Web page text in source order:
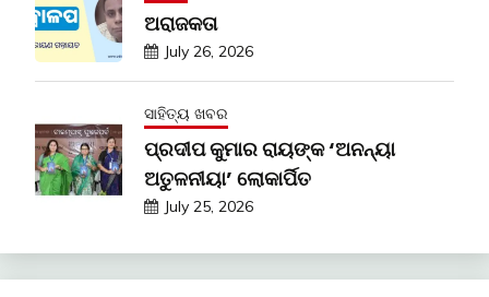
ଅରାଜକତା
July 26, 2026
ସାହିତ୍ୟ ଖବର
ପ୍ରଦୀପ କୁମାର ରାୟଙ୍କ ‘ଅନନ୍ୟା
ଅତୁଳନୀୟା’ ଲୋକାର୍ପିତ
July 25, 2026